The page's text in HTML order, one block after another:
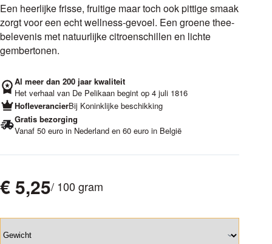
Een heerlijke frisse, fruitige maar toch ook pittige smaak
zorgt voor een echt wellness-gevoel. Een groene thee-
belevenis met natuurlijke citroenschillen en lichte
gembertonen.
Al meer dan 200 jaar kwaliteit
Het verhaal van De Pelikaan begint op 4 juli 1816
HofleverancierBij Koninklijke beschikking
Gratis bezorging
Vanaf 50 euro in Nederland en 60 euro in België
€5,25/ 100 gram